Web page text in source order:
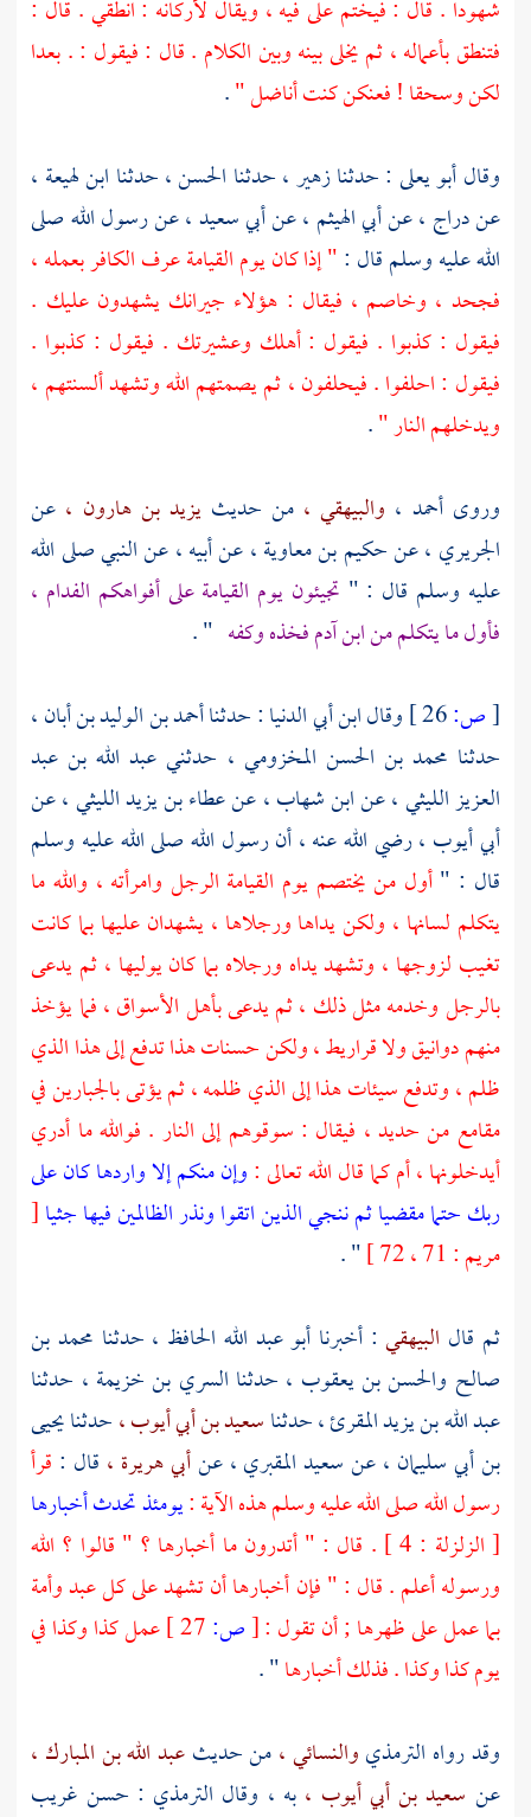
شهودا . قال : فيختم على فيه ، ويقال لأركانه : انطقي . قال :
فتنطق بأعماله ، ثم يخلى بينه وبين الكلام . قال : فيقول : . بعدا
لكن وسحقا ! فعنكن كنت أناضل ".
وقالأبو يعلى : حدثنازهير ،حدثنا الحسن ،حدثنا ابن لهيعة ،
عندراج ،عنأبي الهيثم ،عنأبي سعيد ،عن رسول الله صلى
الله عليه وسلم قال :" إذا كان يوم القيامة عرف الكافر بعمله ،
فجحد ، وخاصم ، فيقال : هؤلاء جيرانك يشهدون عليك .
فيقول : كذبوا . فيقول : أهلك وعشيرتك . فيقول : كذبوا .
فيقول : احلفوا . فيحلفون ، ثم يصمتهم الله وتشهد ألسنتهم ،
ويدخلهم النار ".
وروىأحمد ، والبيهقي ، من حديثيزيد بن هارون ، عن
الجريري ،عنحكيم بن معاوية ،عن أبيه ، عن النبي صلى الله
عليه وسلم قال : " تجيئون يوم القيامة على أفواهكم الفدام ،
فأول ما يتكلم من ابنآدمفخذه وكفه " .
[ص: وقالابن أبي الدنيا: حدثناأحمد بن الوليد بن أبان ،
حدثنا محمد بن الحسن المخزومي ، حدثني عبد الله بن عبد
العزيز الليثي ،عنابن شهاب ،عنعطاء بن يزيد الليثي ،عن
أبي أيوب ،رضي الله عنه ، أن رسول الله صلى الله عليه وسلم
قال : "أول من يختصم يوم القيامة الرجل وامرأته ، والله ما
يتكلم لسانها ، ولكن يداها ورجلاها ، يشهدان عليها بما كانت
تغيب لزوجها ، وتشهد يداه ورجلاه بما كان يوليها ، ثم يدعى
بالرجل وخدمه مثل ذلك ، ثم يدعى بأهل الأسواق ، فما يؤخذ
منهم دوانيق ولا قراريط ، ولكن حسنات هذا تدفع إلى هذا الذي
ظلم ، وتدفع سيئات هذا إلى الذي ظلمه ، ثم يؤتى بالجبارين في
مقامع من حديد ، فيقال : سوقوهم إلى النار . فوالله ما أدري
أيدخلونها ، أم كما قال الله تعالى :وإن منكم إلا واردها كان على
ربك حتما مقضيا ثم ننجي الذين اتقوا ونذر الظالمين فيها جثيا[
مريم : 71 ، 72 ]
" .
ثم قال البيهقي : أخبرنا أبو عبد الله الحافظ ، حدثنا محمد بن
صالح والحسن بن يعقوب ، حدثنا السري بن خزيمة ، حدثنا
عبد الله بن يزيد المقرئ ،حدثناسعيد بن أبي أيوب ،حدثنايحيى
بن أبي سليمان ،عنسعيد المقبري ،عنأبي هريرة ، قال : قرأ
رسول الله صلى الله عليه وسلم هذه الآية :يومئذ تحدث أخبارها
[ الزلزلة : 4 ] . قال : " أتدرون ما أخبارها ؟ " قالوا ؟ الله
ورسوله أعلم . قال : " فإن أخبارها أن تشهد على كل عبد وأمة
بما عمل على ظهرها ; أن تقول :[ص:
عمل كذا وكذا في
يوم كذا وكذا . فذلك أخبارها" .
وقد رواه الترمذيوالنسائي ،من حديثعبد الله بن المبارك ،
عن سعيد بن أبي أيوب ، به ، وقال الترمذي : حسن غريب